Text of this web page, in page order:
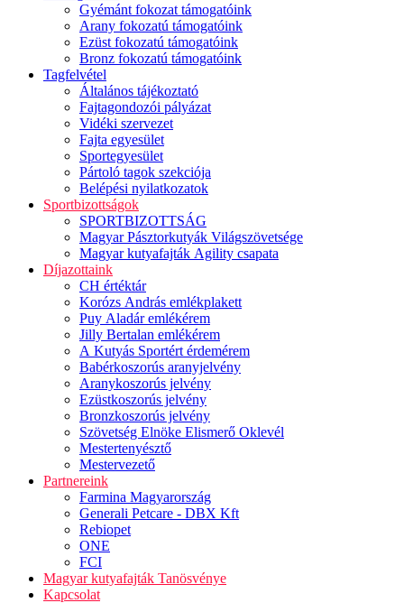
Gyémánt fokozat támogatóink
Arany fokozatú támogatóink
Ezüst fokozatú támogatóink
Bronz fokozatú támogatóink
Tagfelvétel
Általános tájékoztató
Fajtagondozói pályázat
Vidéki szervezet
Fajta egyesület
Sportegyesület
Pártoló tagok szekciója
Belépési nyilatkozatok
Sportbizottságok
SPORTBIZOTTSÁG
Magyar Pásztorkutyák Világszövetsége
Magyar kutyafajták Agility csapata
Díjazottaink
CH értéktár
Korózs András emlékplakett
Puy Aladár emlékérem
Jilly Bertalan emlékérem
A Kutyás Sportért érdemérem
Babérkoszorús aranyjelvény
Aranykoszorús jelvény
Ezüstkoszorús jelvény
Bronzkoszorús jelvény
Szövetség Elnöke Elismerő Oklevél
Mestertenyésztő
Mestervezető
Partnereink
Farmina Magyarország
Generali Petcare - DBX Kft
Rebiopet
ONE
FCI
Magyar kutyafajták Tanösvénye
Kapcsolat